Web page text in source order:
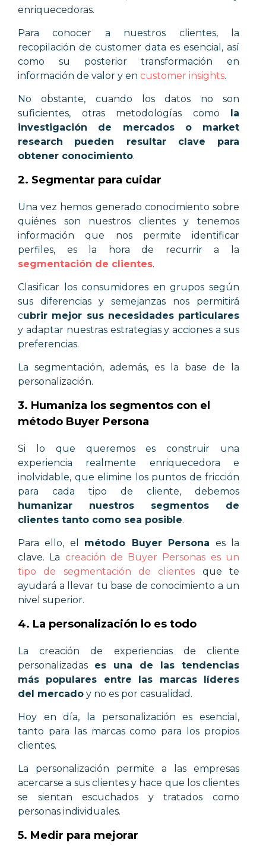
enriquecedoras.
Para conocer a nuestros clientes, la
recopilación de customer data es esencial, así
como su posterior transformación en
información de valor y en customer insights.
No obstante, cuando los datos no son
suficientes, otras metodologías como
la
investigación de mercados o market
research
pueden resultar clave para
obtener conocimiento.
2. Segmentar para cuidar
Una vez hemos generado conocimiento sobre
quiénes son nuestros clientes y tenemos
información que nos permite identificar
perfiles, es la hora de recurrir a la
segmentación de clientes.
Clasificar los consumidores en grupos según
sus diferencias y semejanzas nos permitirá
cubrir mejor sus necesidades particulares
y adaptar nuestras estrategias y acciones a sus
preferencias.
La segmentación, además, es la base de la
personalización.
3. Humaniza los segmentos con el
método Buyer Persona
Si lo que queremos es construir una
experiencia realmente enriquecedora e
inolvidable, que elimine los puntos de fricción
para cada tipo de cliente, debemos
humanizar nuestros segmentos de
clientes tanto como sea posible.
Para ello, el método Buyer Persona es la
clave. La creación de Buyer Personas es un
tipo de segmentación de clientes que te
ayudará a llevar tu base de conocimiento a un
nivel superior.
4. La personalización lo es todo
La creación de experiencias de cliente
personalizadas es una de las tendencias
más populares entre las marcas líderes
del mercado y no es por casualidad.
Hoy en día, la personalización es esencial,
tanto para las marcas como para los propios
clientes.
La personalización permite a las empresas
acercarse a sus clientes y hace que los clientes
se sientan escuchados y tratados como
personas individuales.
5. Medir para mejorar